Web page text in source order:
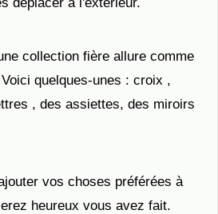
collection fière allure comme
quelques-unes : croix ,
, des assiettes, des miroirs
vos choses préférées à
heureux vous avez fait.